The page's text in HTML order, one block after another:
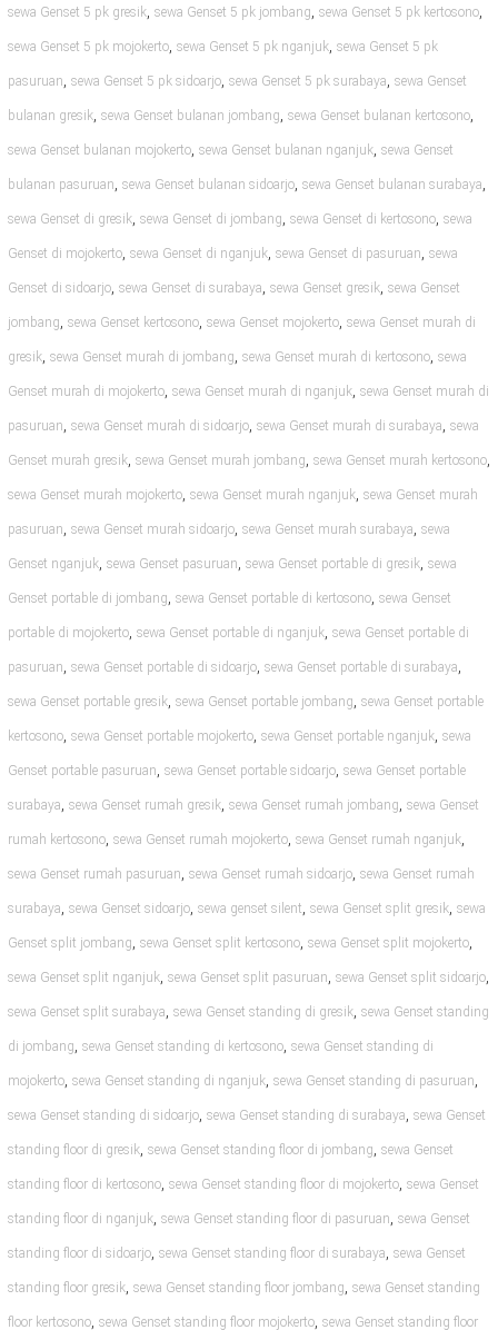
sewa Genset 5 pk gresik, sewa Genset 5 pk jombang, sewa Genset 5 pk kertosono,
sewa Genset 5 pk mojokerto, sewa Genset 5 pk nganjuk, sewa Genset 5 pk
pasuruan, sewa Genset 5 pk sidoarjo, sewa Genset 5 pk surabaya, sewa Genset
bulanan gresik, sewa Genset bulanan jombang, sewa Genset bulanan kertosono,
sewa Genset bulanan mojokerto, sewa Genset bulanan nganjuk, sewa Genset
bulanan pasuruan, sewa Genset bulanan sidoarjo, sewa Genset bulanan surabaya,
sewa Genset di gresik, sewa Genset di jombang, sewa Genset di kertosono, sewa
Genset di mojokerto, sewa Genset di nganjuk, sewa Genset di pasuruan, sewa
Genset di sidoarjo, sewa Genset di surabaya, sewa Genset gresik, sewa Genset
jombang, sewa Genset kertosono, sewa Genset mojokerto, sewa Genset murah di
gresik, sewa Genset murah di jombang, sewa Genset murah di kertosono, sewa
Genset murah di mojokerto, sewa Genset murah di nganjuk, sewa Genset murah di
pasuruan, sewa Genset murah di sidoarjo, sewa Genset murah di surabaya, sewa
Genset murah gresik, sewa Genset murah jombang, sewa Genset murah kertosono,
sewa Genset murah mojokerto, sewa Genset murah nganjuk, sewa Genset murah
pasuruan, sewa Genset murah sidoarjo, sewa Genset murah surabaya, sewa
Genset nganjuk, sewa Genset pasuruan, sewa Genset portable di gresik, sewa
Genset portable di jombang, sewa Genset portable di kertosono, sewa Genset
portable di mojokerto, sewa Genset portable di nganjuk, sewa Genset portable di
pasuruan, sewa Genset portable di sidoarjo, sewa Genset portable di surabaya,
sewa Genset portable gresik, sewa Genset portable jombang, sewa Genset portable
kertosono, sewa Genset portable mojokerto, sewa Genset portable nganjuk, sewa
Genset portable pasuruan, sewa Genset portable sidoarjo, sewa Genset portable
surabaya, sewa Genset rumah gresik, sewa Genset rumah jombang, sewa Genset
rumah kertosono, sewa Genset rumah mojokerto, sewa Genset rumah nganjuk,
sewa Genset rumah pasuruan, sewa Genset rumah sidoarjo, sewa Genset rumah
surabaya, sewa Genset sidoarjo, sewa genset silent, sewa Genset split gresik, sewa
Genset split jombang, sewa Genset split kertosono, sewa Genset split mojokerto,
sewa Genset split nganjuk, sewa Genset split pasuruan, sewa Genset split sidoarjo,
sewa Genset split surabaya, sewa Genset standing di gresik, sewa Genset standing
di jombang, sewa Genset standing di kertosono, sewa Genset standing di
mojokerto, sewa Genset standing di nganjuk, sewa Genset standing di pasuruan,
sewa Genset standing di sidoarjo, sewa Genset standing di surabaya, sewa Genset
standing floor di gresik, sewa Genset standing floor di jombang, sewa Genset
standing floor di kertosono, sewa Genset standing floor di mojokerto, sewa Genset
standing floor di nganjuk, sewa Genset standing floor di pasuruan, sewa Genset
standing floor di sidoarjo, sewa Genset standing floor di surabaya, sewa Genset
standing floor gresik, sewa Genset standing floor jombang, sewa Genset standing
floor kertosono, sewa Genset standing floor mojokerto, sewa Genset standing floor